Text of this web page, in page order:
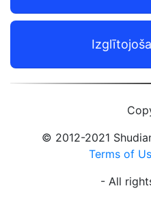
© 2012-2021
Terms of
- All